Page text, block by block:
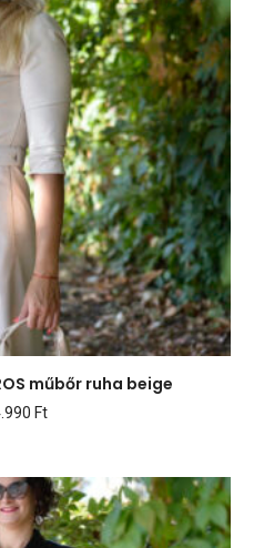
műbőr ruha beige
Ft